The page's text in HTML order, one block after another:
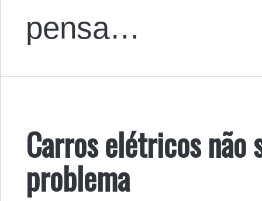
pensa…
Carros elétricos não
problema